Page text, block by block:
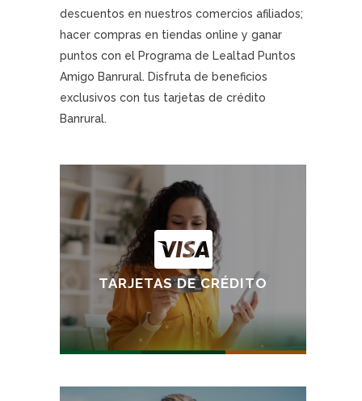
descuentos en nuestros comercios afiliados;
hacer compras en tiendas online y ganar
puntos con el Programa de Lealtad Puntos
Amigo Banrural. Disfruta de beneficios
exclusivos con tus tarjetas de crédito
Banrural.
TARJETAS DE CRÉDITO
Tarjetas de Crédito Visa
Tarjeta Visa Clásica
Tarjeta Visa Oro
Tarjeta Visa Platinum
Tarjeta Visa Infinite
Tarjeta Visa Empresarial